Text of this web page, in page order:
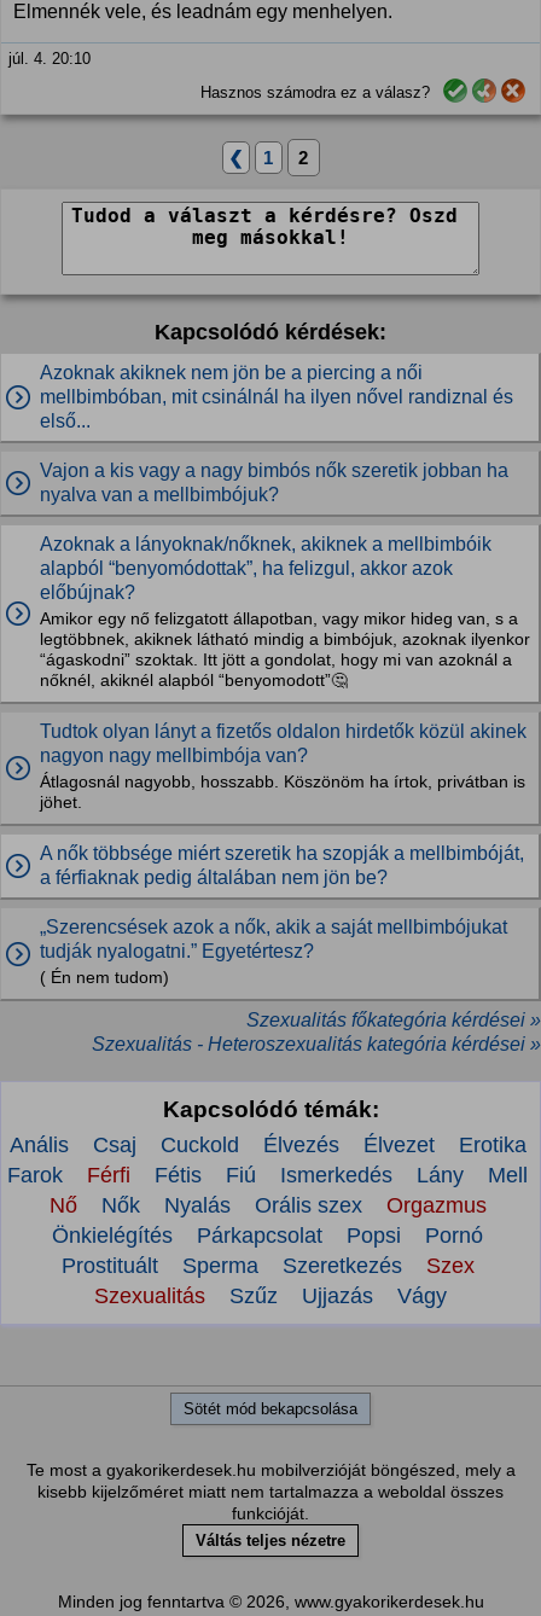
Elmennék vele, és leadnám egy menhelyen.
júl. 4. 20:10
Hasznos számodra ez a válasz?
❮ 1 2
Kapcsolódó kérdések:
Azoknak akiknek nem jön be a piercing a női
mellbimbóban, mit csinálnál ha ilyen nővel randiznal és
első...
Vajon a kis vagy a nagy bimbós nők szeretik jobban ha
nyalva van a mellbimbójuk?
Azoknak a lányoknak/nőknek, akiknek a mellbimbóik
alapból “benyomódottak”, ha felizgul, akkor azok
előbújnak?
Amikor egy nő felizgatott állapotban, vagy mikor hideg van, s a
legtöbbnek, akiknek látható mindig a bimbójuk, azoknak ilyenkor
“ágaskodni” szoktak. Itt jött a gondolat, hogy mi van azoknál a
nőknél, akiknél alapból “benyomodott”🤔
Tudtok olyan lányt a fizetős oldalon hirdetők közül akinek
nagyon nagy mellbimbója van?
Átlagosnál nagyobb, hosszabb. Köszönöm ha írtok, privátban is
jöhet.
A nők többsége miért szeretik ha szopják a mellbimbóját,
a férfiaknak pedig általában nem jön be?
„Szerencsések azok a nők, akik a saját mellbimbójukat
tudják nyalogatni.” Egyetértesz?
( Én nem tudom)
Szexualitás főkategória kérdései »
Szexualitás - Heteroszexualitás kategória kérdései »
Kapcsolódó témák:
Anális Csaj Cuckold Élvezés Élvezet
Erotika
Farok
Férfi Fétis Fiú Ismerkedés Lány
Mell
Nő
Nők Nyalás Orális szex
Orgazmus
Önkielégítés
Párkapcsolat Popsi
Pornó
Prostituált
Sperma Szeretkezés
Szex
Szexualitás
Szűz Ujjazás Vágy
Sötét mód bekapcsolása
Te most a gyakorikerdesek.hu mobilverzióját böngészed, mely a
kisebb kijelzőméret miatt nem tartalmazza a weboldal összes
funkcióját.
Váltás teljes nézetre
Minden jog fenntartva © 2026, www.gyakorikerdesek.hu